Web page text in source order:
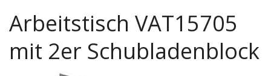
Arbeitstisch VAT15705
mit 2er Schubladenblock